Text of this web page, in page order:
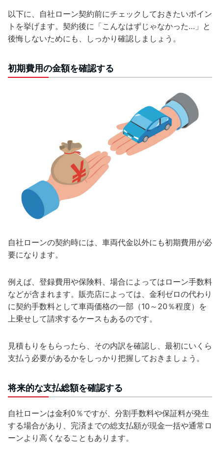
以下に、自社ローン契約前にチェックしておきたいポイン
トを挙げます。契約後に「こんなはずじゃなかった…」と
後悔しないためにも、しっかり確認しましょう。
初期費用の金額を確認する
自社ローンの契約時には、車両代金以外にも初期費用が必
要になります。
例えば、登録費用や保険料、場合によってはローン手数料
などが含まれます。販売店によっては、金利ゼロの代わり
に契約手数料として車両価格の一部（10～20％程度）を
上乗せして請求するケースもあるのです。
見積もりをもらったら、その内訳を確認し、最初にいくら
支払う必要があるかをしっかり把握しておきましょう。
将来的な支払総額を確認する
自社ローンは金利0％ですが、分割手数料や保証料が発生
する場合があり、完済までの総支払額が現金一括や通常ロ
ーンより高くなることもあります。